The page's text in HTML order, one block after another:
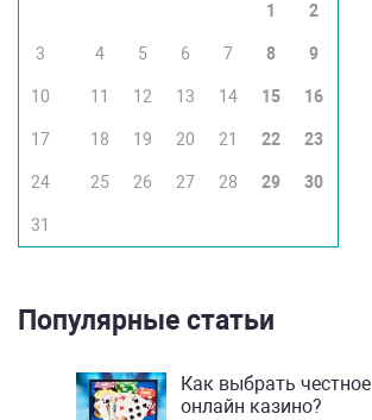
1 2
3 4 5 6 7 8 9
10 11 12 13 14 15 16
17 18 19 20 21 22 23
24 25 26 27 28 29 30
31
Популярные статьи
Как выбрать честное
онлайн казино?